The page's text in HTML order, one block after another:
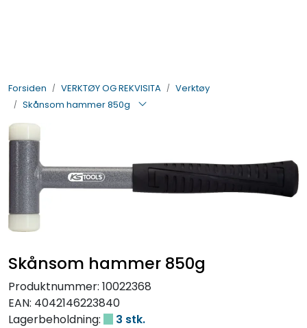
Forsiden VERKTØY OG REKVISITA
Verktøy
Skånsom hammer 850g
Skånsom hammer 850g
Produktnummer: 10022368
EAN: 4042146223840
Lagerbeholdning:
3 stk.
ELEKTRISK
VERKTØY OG REKVISITA
PÅBYGG OG CHASSIS
SIKKERHET
TILBUD